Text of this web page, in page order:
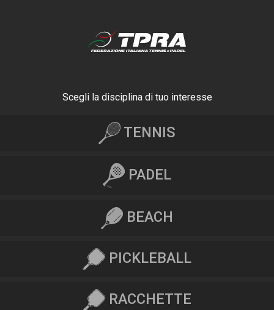
Scegli la disciplina di tuo interesse
TENNIS
PADEL
BEACH
PICKLEBALL
RACCHETTE